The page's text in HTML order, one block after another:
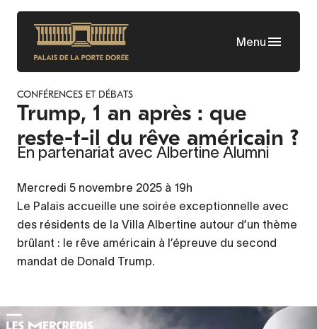
Aller
contenu
principal
Menu
CONFÉRENCES ET DÉBATS
Trump, 1 an après : que
reste-t-il du rêve américain ?
En partenariat avec Albertine Alumni
Mercredi 5 novembre 2025 à 19h
Le Palais accueille une soirée exceptionnelle avec
des résidents de la Villa Albertine autour d’un thème
brûlant : le rêve américain à l’épreuve du second
mandat de Donald Trump.